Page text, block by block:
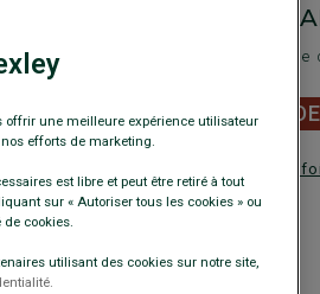
Beige Foncé -
Mocassin homme été -
69,00 € FINS
Payez en plusieurs
offrir une meilleure expérience utilisateur
efforts de marketing.
est libre et peut être retiré à tout
sur « Autoriser tous les cookies » ou
de cookies.
utilisant des cookies sur notre site,